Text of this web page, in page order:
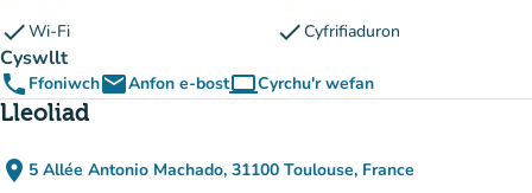
checkWi-Fi checkCyfrifiaduron
Cyswllt
phone FfoniwchemailAnfon e-bostcomputerCyrchu'r wefan
(tab newydd)
Lleoliad
place 5 Allée Antonio Machado, 31100 Toulouse, France
(agor yn Google Maps)
(tab newydd)